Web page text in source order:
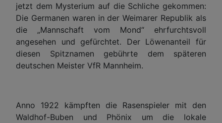
jetzt dem Mysterium auf die Schliche gekommen:
Die Germanen waren in der Weimarer Republik als
die „Mannschaft vom Mond“ ehrfurchtsvoll
angesehen und gefürchtet. Der Löwenanteil für
diesen Spitznamen gebührte dem späteren
deutschen Meister VfR Mannheim.
Anno 1922 kämpften die Rasenspieler mit den
Waldhof-Buben und Phönix um die lokale